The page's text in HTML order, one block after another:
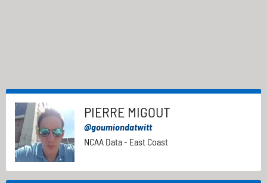
PIERRE MIGOUT
@goumiondatwitt
NCAA Data - East Coast